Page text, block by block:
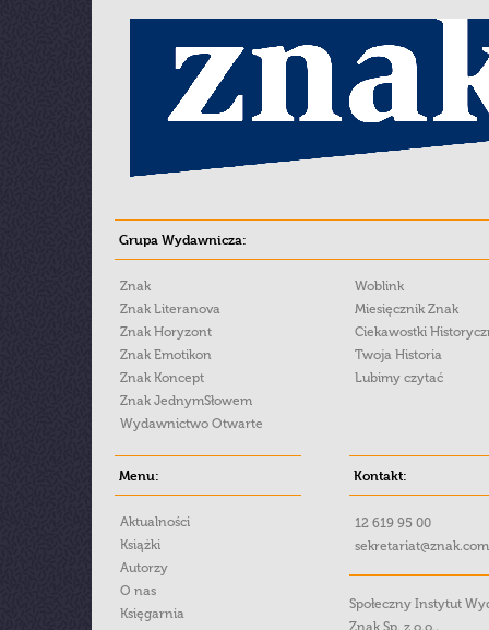
Grupa Wydawnicza:
Znak
Znak Literanova
Znak Horyzont
Znak Emotikon
Znak Koncept
Znak JednymSłowem
Wydawnictwo Otwarte
Woblink
Miesięcznik Znak
Ciekawostki
Twoja Historia
Lubimy czytać
Menu:
Aktualności
Książki
Autorzy
O nas
Księgarnia
Kontakt:
12 619 95 00
Społeczny Instytut
Znak Sp. z o.o.,